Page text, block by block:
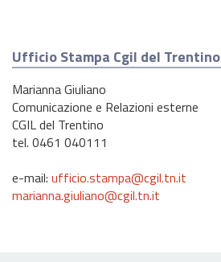
Ufficio Stampa Cgil del Trentino
Marianna Giuliano
Comunicazione e Relazioni esterne
CGIL del Trentino
tel. 0461 040111
e-mail: ufficio.stampa@cgil.tn.it
marianna.giuliano@cgil.tn.it